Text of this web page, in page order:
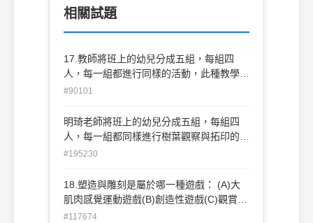
相關試題
17.教師將班上的幼兒分成五組，每組四
人，每一組都進行同樣的活動，此種教學型
態屬於下列哪一項？(A)分組活動(B)團體活
#90101
明琦老師將班上的幼兒分成五組，每組四
人，每一組都同樣進行樹葉觀察與拓印的活
動，這種教學型態屬於下列哪一項？ (A)分
活動
#195230
18.塑造與雕刻是屬於哪一種遊戲： (A)大
肌肉感覺運動遊戲(B)創造性遊戲(C)觀賞遊
戲(D)以上皆是
#117674